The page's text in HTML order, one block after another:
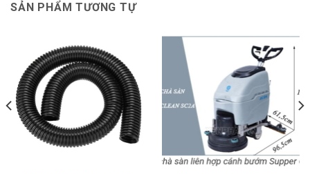
SẢN PHẨM TƯƠNG TỰ